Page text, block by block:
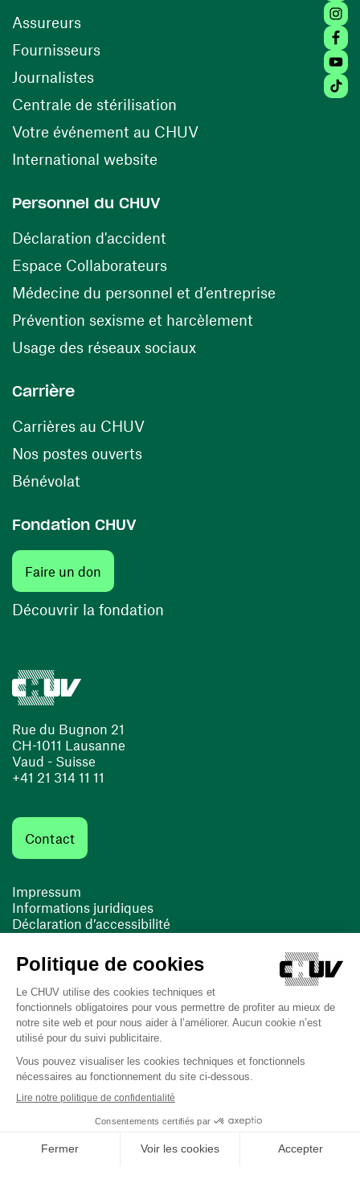
Rue du Bugnon 21
CH-1011 Lausanne
Vaud - Suisse
+41 21 314 11 11
Contact
Impressum
Informations juridiques
Déclaration d’accessibilité
Cookies
(opens in a new window)
(opens in a new window)
Last updated on 12/06/2025 at 13:32
Assureurs
Fournisseurs(opens in a new window)
Journalistes
Centrale de stérilisation (opens in a new window)
Votre événement au CHUV(opens in a new
International website
Personnel du CHUV
Déclaration d'accident
Espace Collaborateurs(opens in a new window)
Médecine du personnel et d’entreprise
Prévention sexisme et harcèlement
Usage des réseaux sociaux(opens in a new
Carrière
Carrières au CHUV(opens in a new window)
Nos postes ouverts(opens in a new window)
Bénévolat
Fondation CHUV
Faire un don
Découvrir la fondation